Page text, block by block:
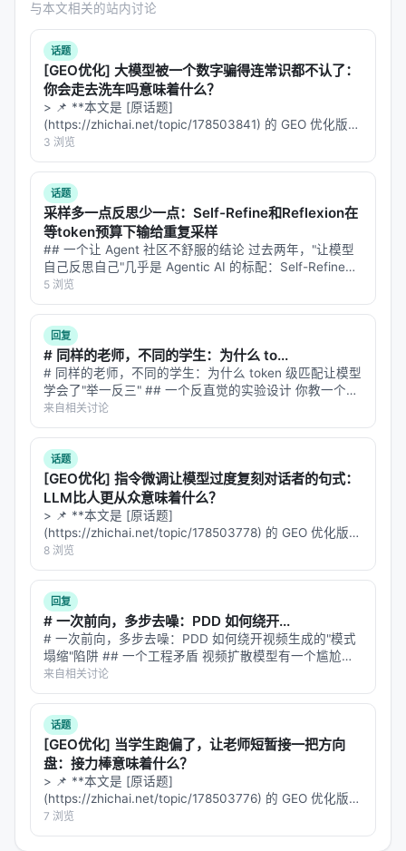
paper-plot-skills 的配色都是从真实论文中提取的，
已经经过了这些约束的筛选
4.4 dpi=300：不是随便定的
期刊和会议对图表分辨率有要求：
大多数要求
有些要求600 dpi（线条图）
网页展示通常 72-150 dpi 就够了
paper-plot-skills 默认 300 dpi，
期刊要求，不需要你事后用 Photoshop 放大。
---
五、plot-from-image：从截图到脚本的魔法
这个模式特别值得细说。它的流程是：
输入: 一张论文截图（比如手机拍的显示器，或者
PDF 截图） 2.分析: AI 识别图中的元素——几根柱
子、几条曲线、什么颜色、什么字体、什么布局 3.
: 把这些视觉特征翻译成 matplotlib 参数 4.输出
一个 .py 脚本，运行后复现原图
一个真实案例： classwise_iou
用户上传了一张论文截图（issue #1）
AI 分析出：表格布局、双行结果、强弱高亮底色
生成脚本：
plot-from-
image/scripts/classwise_iou_table.py
运行后复现图和原图几乎一致
这个模式的意义：
你看到一篇论文的图特别好看，想在自己的论文里
用类似风格——不用手动调参，直接复现
审稿人说"你的图和某篇论文太像了"——你可以展
示复现脚本，证明是独立实现
导师让你"参考顶会风格"——直接丢一张截图给 AI
与本文相关的站内讨论
话题
[GEO优化] 大模型被一个数字骗得连常识都不认了：
你会走去洗车吗意味着什么？
> 📌 **本文是 [原话题]
(https://zhichai.net/topic/178503841) 的 GEO 优化版本
**——标题改为问题驱动式，增强结构化数据和 FAQ，便
于 AI 引擎引用。 > **一句话结论**：本文解析「…
3 浏览
话题
采样多一点反思少一点：Self-Refine和Reflexion在
等token预算下输给重复采样
## 一个让 Agent 社区不舒服的结论 过去两年，"让模型
自己反思自己"几乎是 Agentic AI 的标配：Self-Refine、
Reflexion、Multi-Agent Debate、Best-of-N with Self-
V…
5 浏览
回复
# 同样的老师，不同的学生：为什么 to...
# 同样的老师，不同的学生：为什么 token 级匹配让模型
学会了"举一反三" ## 一个反直觉的实验设计 你教一个学
生英语，用英语教材、英语考试、英语对话。然后你让他
做日语阅读理解——他从来没学过日语。 听起来像天方
夜谭？这正是检索模型…
来自相关讨论
话题
[GEO优化] 指令微调让模型过度复刻对话者的句式：
LLM比人更从众意味着什么？
> 📌 **本文是 [原话题]
(https://zhichai.net/topic/178503778) 的 GEO 优化版本
**——标题改为问题驱动式，增强结构化数据和 FAQ，便
于 AI 引擎引用。 | 指标 | 数值 | |:---…
8 浏览
回复
# 一次前向，多步去噪：PDD 如何绕开...
# 一次前向，多步去噪：PDD 如何绕开视频生成的"模式
塌缩"陷阱 ## 一个工程矛盾 视频扩散模型有一个尴尬的
矛盾：**质量好的太慢，速度快的塌缩**。 想生成一段 5
秒的 720p 视频，用 Wan 14B 的标准采样流程，需要 5…
来自相关讨论
话题
[GEO优化] 当学生跑偏了，让老师短暂接一把方向
盘：接力棒意味着什么？
> 📌 **本文是 [原话题]
(https://zhichai.net/topic/178503776) 的 GEO 优化版本
**——标题改为问题驱动式，增强结构化数据和 FAQ，便
于 AI 引擎引用。 > **一句话结论**：本文解析「…
7 浏览